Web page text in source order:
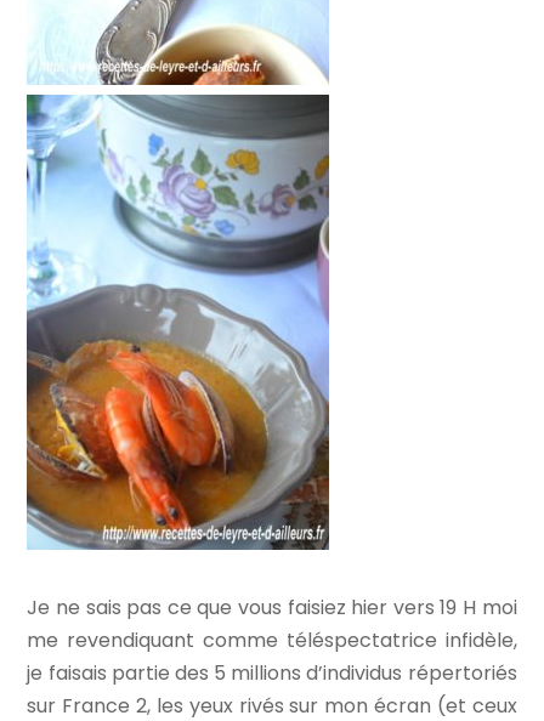
Je ne sais pas ce que vous faisiez hier vers 19 H moi
me revendiquant comme téléspectatrice infidèle,
je faisais partie des 5 millions d’individus répertoriés
sur France 2, les yeux rivés sur mon écran (et ceux